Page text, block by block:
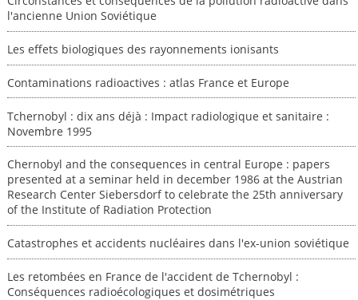
l'ancienne Union Soviétique
Les effets biologiques des rayonnements ionisants
Contaminations radioactives : atlas France et Europe
Tchernobyl : dix ans déjà : Impact radiologique et sanitaire :
Novembre 1995
Chernobyl and the consequences in central Europe : papers
presented at a seminar held in december 1986 at the Austrian
Research Center Siebersdorf to celebrate the 25th anniversary
of the Institute of Radiation Protection
Catastrophes et accidents nucléaires dans l'ex-union soviétique
Les retombées en France de l'accident de Tchernobyl :
Conséquences radioécologiques et dosimétriques